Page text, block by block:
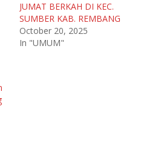
JUMAT BERKAH DI KEC.
SUMBER KAB. REMBANG
October 20, 2025
In "UMUM"